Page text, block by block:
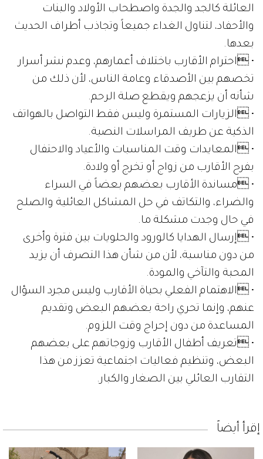
العائلة كالجد والجدة واصطحاب الأولاد والبنات
والأحفاد، لتناول الغداء جميعاً وتجاذب أطراف الحديث
بعدها.
• احترام الأقارب باختلاف أعمارهم، وعدم نشر أسرار
تخصهم بين الأصدقاء وعامة الناس، لأن ذلك من
شأنه أن يزعجهم ويقطع صلة الرحم.
• الزيارات المستمرة وليس فقط التواصل بالهواتف
الذكية عن طريف المراسلات النصية.
• المعايدات وقت المناسبات والأعياد والاحتفال
بفرح الأقارب من زواج أو تخرج أو ولادة.
• مساندة الأقارب بعضهم بعضاً في السراء
والضراء، والتكاتف في حل المشاكل العائلية والصلح
في حال وجدت مشكلة ما.
• إرسال الهدايا كالورود والحلويات بين فترة وأخرى
من دون مناسبة، لأن من شأن هذا التصرف أن يزيد
المحبة والتآخي والمودة.
• الاهتمام الفعلي بحياة الأقارب وليس مجرد السؤال
عنهم، وإنما تحري راحة بعضهم البعض وتقديم
المساعدة من دون إحراج وقت اللزوم.
• تعريف أطفال الأقارب وزوجاتهم على بعضهم
البعض، وتنظيم فعاليات اجتماعية تعزز من هذا
التقارب العائلي بين الصغار والكبار.
إقرأ أيضاً